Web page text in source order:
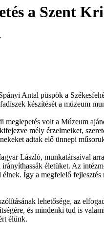
a Szent
Antal püspök a
készítését a múzeum
volt a Múzeum
mély érzelmeiket,
adtak elő ünnepi
László, munkatársaival
irányíthassák életüket. Az
Így a megfelelő
lehetősége, az
és mindenki tud is
élünk.